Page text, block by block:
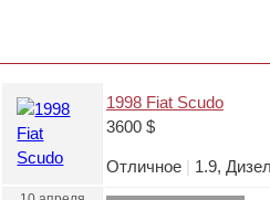
1998 Fiat Scudo
3600 $
Отличное 1.9,